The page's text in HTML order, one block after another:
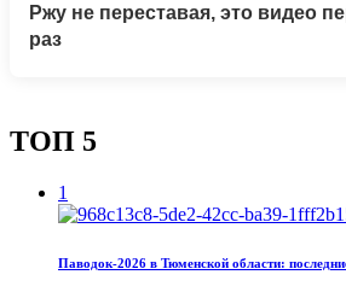
Ржу не переставая, это видео
раз
ТОП 5
1
Паводок‑2026 в Тюменской области: